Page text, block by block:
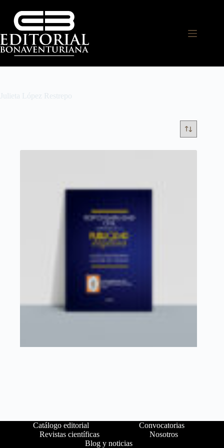
Julieta López Restrepo
Catálogo editorial
Convocatorias
Revistas científicas
Nosotros
Blog y noticias